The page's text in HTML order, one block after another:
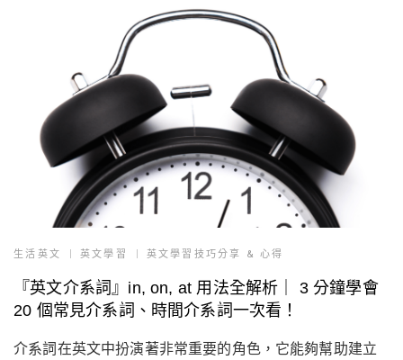
生活英文 英文學習 英文學習技巧分享 & 心得
『英文介系詞』in, on, at 用法全解析｜ 3 分鐘學會
20 個常見介系詞、時間介系詞一次看！
介系詞在英文中扮演著非常重要的角色，它能夠幫助建立